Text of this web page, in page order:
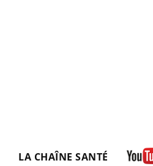
LA CHAÎNE SANTÉ